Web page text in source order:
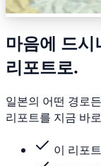
마음에 드
리포트로.
일본의 어떤 경로
리포트를 지금 바
이 리포